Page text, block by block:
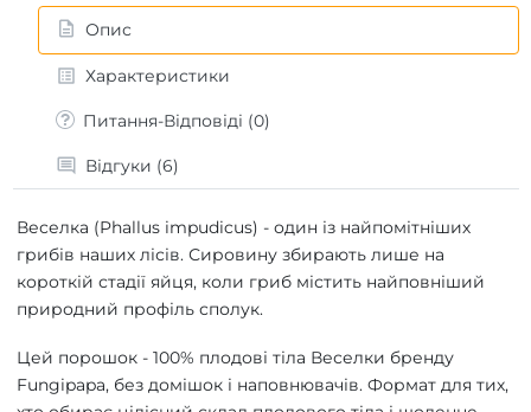
Опис
Характеристики
Питання-Відповіді (0)
Відгуки (6)
Веселка (Phallus impudicus) - один із найпомітніших
грибів наших лісів. Сировину збирають лише на
короткій стадії яйця, коли гриб містить найповніший
природний профіль сполук.
Цей порошок - 100% плодові тіла Веселки бренду
Fungipapa, без домішок і наповнювачів. Формат для тих,